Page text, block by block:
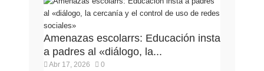
Amenazas escolarrs: Educación insta
a padres al «diálogo, la...
Abr 17, 2026 0